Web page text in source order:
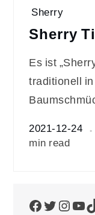
Sherry
Sherry
Es ist
traditionell
2021-12-24
min read
Facebook
Twitter